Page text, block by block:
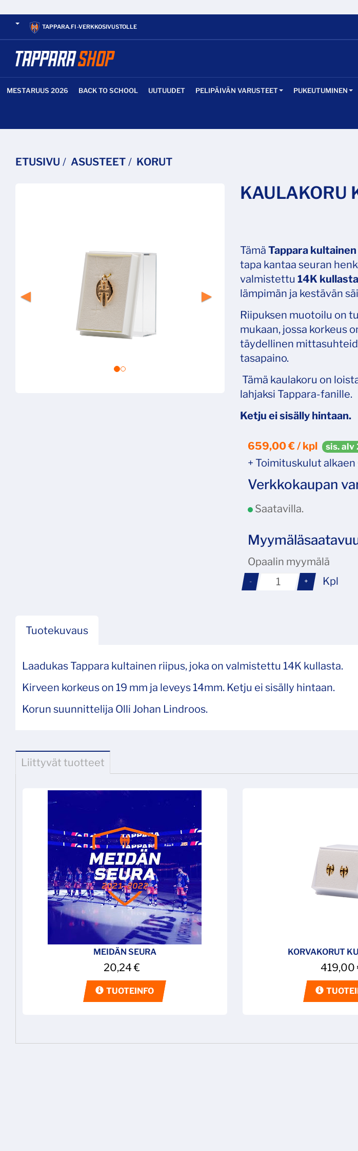
TAPPARA.FI -VERKKOSIVUSTOLLE
MESTARUUS 2026 BACK TO SCHOOL UUTUUDET PELIPÄIVÄN VARUSTEET PUKEUTUMINEN
ETUSIVU ASUSTEET KORUT
KAULAKORU
Tämä Tappara
tapa kantaa seuran
valmistettu 14K kullasta
lämpimän ja kestävän
Riipuksen muotoilu on
mukaan, jossa korkeus
täydellinen
tasapaino.
Tämä kaulakoru on
lahjaksi Tappara-fanille.
Ketju ei sisälly hintaan.
659,00 € / kpl sis. alv
+ Toimituskulut
Verkkokaupan
Saatavilla.
Opaalin myymälä
- + Kpl
Tuotekuvaus
Laadukas Tappara kultainen riipus, joka on valmistettu 14K kullasta.
Kirveen korkeus on 19 mm ja leveys 14mm. Ketju ei sisälly hintaan.
Korun suunnittelija Olli Johan Lindroos.
Liittyvät tuotteet
MEIDÄN SEURA
20,24€
TUOTEINFO
KORVAKORUT
419,00